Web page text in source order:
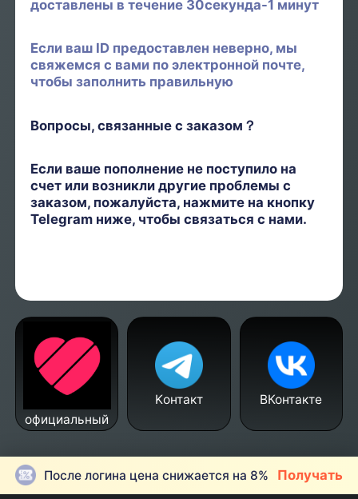
доставлены в течение 30секунда-1 минут
Если ваш ID предоставлен неверно, мы
свяжемся с вами по электронной почте,
чтобы заполнить правильную
Вопросы, связанные с заказом？
Если ваше пополнение не поступило на
счет или возникли другие проблемы с
заказом, пожалуйста, нажмите на кнопку
Telegram ниже, чтобы связаться с нами.
официальный
Kонтакт ВКонтакте
После логина цена снижается на 8% Получать